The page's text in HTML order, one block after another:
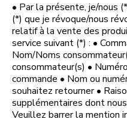
• Par la présente, je/nous
(*) que je révoque/nous
relatif à la vente des
service suivant (*) : •
Nom/Noms
consommateur(s) •
commande • Nom ou
souhaitez retourner •
supplémentaires dont
Veuillez barrer la mention